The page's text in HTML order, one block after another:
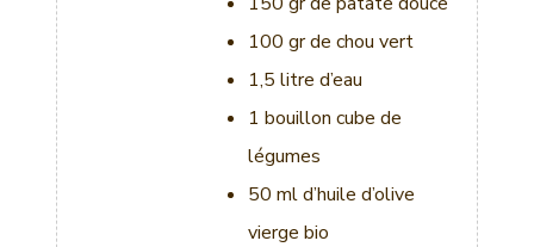
100 gr de chou vert
1,5 litre d’eau
1 bouillon cube de
légumes
50 ml d’huile d’olive
vierge bio